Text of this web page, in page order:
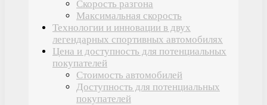
Скорость разгона
Максимальная скорость
Технологии и инновации в двух
легендарных спортивных автомобилях
Цена и доступность для потенциальных
покупателей
Стоимость автомобилей
Доступность для потенциальных
покупателей